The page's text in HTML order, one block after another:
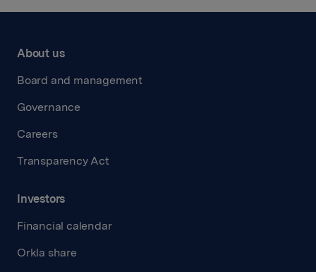
About us
Board and management
Governance
Careers
Transparency Act
Investors
Financial calendar
Orkla share